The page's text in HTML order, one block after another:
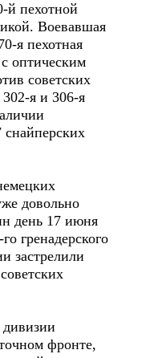
й пехотной
Воевавшая
я пехотная
оптическим
советских
я и 306-я
снайперских
довольно
день 17 июня
гренадерского
застрелили
фронте,